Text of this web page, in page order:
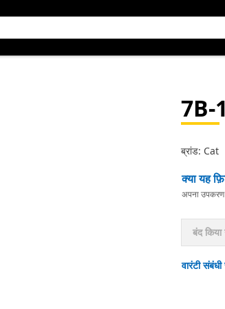
7B-
ब्रांड: Cat
क्या यह
अपना उपकरण
बंद किया
वारंटी संबंधी